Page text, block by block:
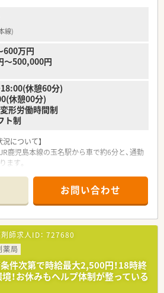
得の推奨もしており、プライベート時間をし
。
しています。お子さんがいる方も安心して
。
線)
600万円
～500,000円
休憩60分)
休憩00分)
形労働時間制
ト制
について】
鹿児島本線の玉名駅から車で約6分と、通勤
す。
います。
事務員2名体制で、協力しながら業務に取り
ます。
の調剤薬局を運営しており、地域医療に深
す。
宅医療、オンライン服薬指導など、時代の
展開が特徴です。
表のもと、現場で働く薬剤師が働きやすい環
お問い合わせ
師求人ID： 727680
薬局
条件次第で時給最大2,500円！18時終
！お休みもヘルプ体制が整っている